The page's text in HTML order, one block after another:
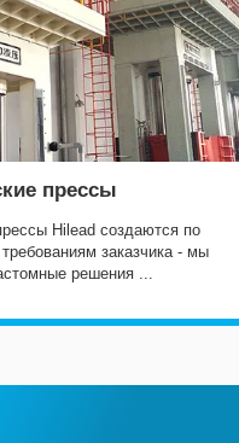
прессы
Hilead создаются по
заказчика - мы
решения ...